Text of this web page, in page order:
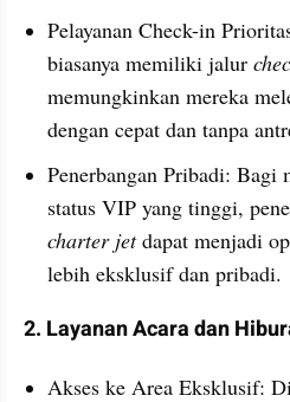
Pelayanan Check-in
biasanya memiliki jalur
memungkinkan mereka
dengan cepat dan tanpa
Penerbangan Pribadi: Bagi
charter jet dapat menjadi
lebih eksklusif dan pribadi.
2. Layanan Acara dan
Akses ke Area Eksklusif: